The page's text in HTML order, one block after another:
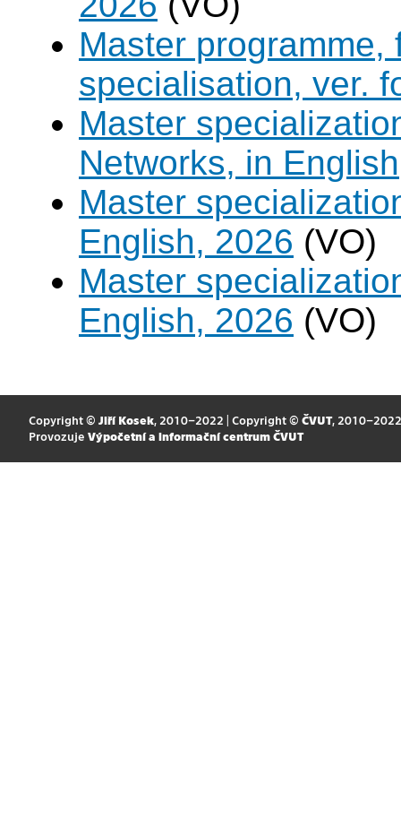
Master
specialisation, ver.
Master
Networks, in
Master
English, 2026 (VO)
Master
English, 2026 (VO)
Copyright © Jiří Kosek, 2010–2022 | Copyright © ČVUT, 2010–2022
Provozuje Výpočetní a informační centrum ČVUT